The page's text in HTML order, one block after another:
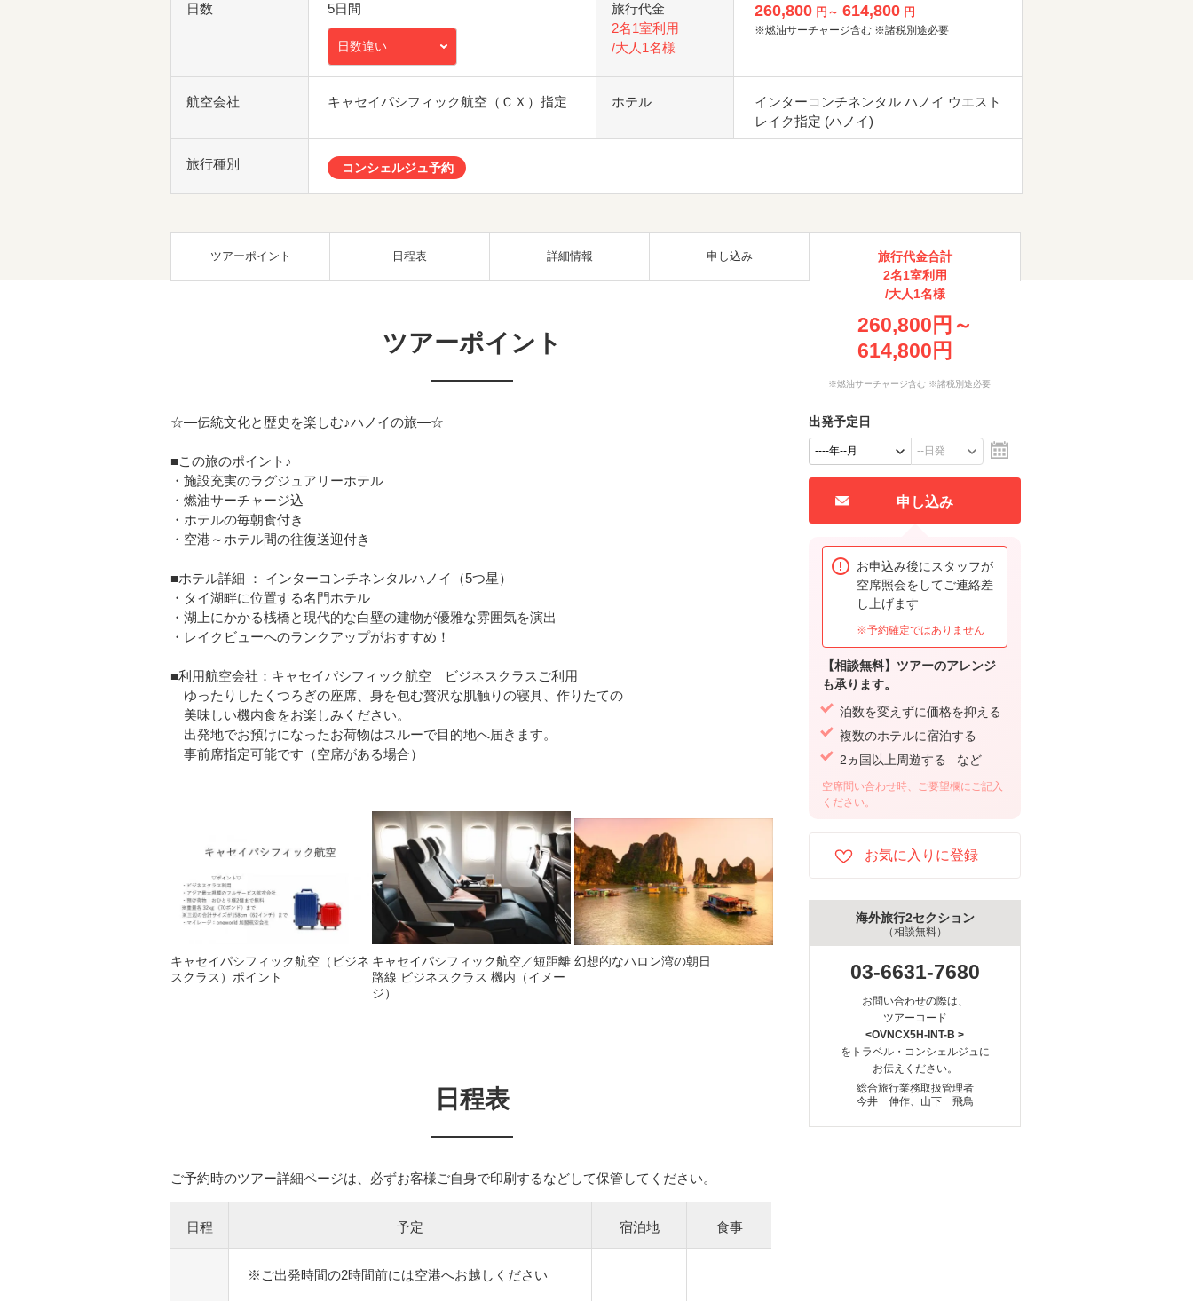
日数 5日間
日数違い
旅行代金
2名1室利用
/大人1名様
260,800 円～ 614,800 円
※燃油サーチャージ含む ※諸税別途必要
航空会社 キャセイパシフィック航空（ＣＸ）指定 ホテル
インターコンチネンタル ハノイ ウエスト
レイク指定 (ハノイ)
旅行種別 コンシェルジュ予約
ツアーポイント 日程表 詳細情報 申し込み
ツアーポイント
☆―伝統文化と歴史を楽しむ♪ハノイの旅―☆
■この旅のポイント♪
・施設充実のラグジュアリーホテル
・燃油サーチャージ込
・ホテルの毎朝食付き
・空港～ホテル間の往復送迎付き
■ホテル詳細 ： インターコンチネンタルハノイ（5つ星）
・タイ湖畔に位置する名門ホテル
・湖上にかかる桟橋と現代的な白壁の建物が優雅な雰囲気を演出
・レイクビューへのランクアップがおすすめ！
■利用航空会社：キャセイパシフィック航空 ビジネスクラスご利用
ゆったりしたくつろぎの座席、身を包む贅沢な肌触りの寝具、作りたての
美味しい機内食をお楽しみください。
出発地でお預けになったお荷物はスルーで目的地へ届きます。
事前席指定可能です（空席がある場合）
キャセイパシフィック航空（ビジネ
スクラス）ポイント
キャセイパシフィック航空／短距離
路線 ビジネスクラス 機内（イメー
ジ）
幻想的なハロン湾の朝日
日程表
ご予約時のツアー詳細ページは、必ずお客様ご自身で印刷するなどして保管してください。
日程 予定 宿泊地 食事
※ご出発時間の2時間前には空港へお越しください
旅行代金合計
2名1室利用
/大人1名様
260,800円～
614,800円
※燃油サーチャージ含む ※諸税別途必要
出発予定日
申し込み
お申込み後にスタッフが
空席照会をしてご連絡差
し上げます
※予約確定ではありません
【相談無料】ツアーのアレンジ
も承ります。
泊数を変えずに価格を抑える
複数のホテルに宿泊する
2ヵ国以上周遊する など
空席問い合わせ時、ご要望欄にご記入
ください。
海外旅行2セクション
（相談無料）
03-6631-7680
お問い合わせの際は、
ツアーコード
<OVNCX5H-INT-B >
をトラベル・コンシェルジュに
お伝えください。
総合旅行業務取扱管理者
今井 伸作、山下 飛鳥